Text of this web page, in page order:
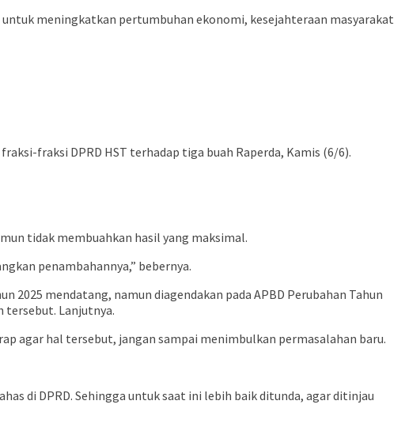
meningkatkan pertumbuhan ekonomi, kesejahteraan masyarakat
fraksi DPRD HST terhadap tiga buah Raperda, Kamis (6/6).
tidak membuahkan hasil yang maksimal.
penambahannya,” bebernya.
mendatang, namun diagendakan pada APBD Perubahan Tahun
tersebut. Lanjutnya.
agar hal tersebut, jangan sampai menimbulkan permasalahan baru.
di DPRD. Sehingga untuk saat ini lebih baik ditunda, agar ditinjau